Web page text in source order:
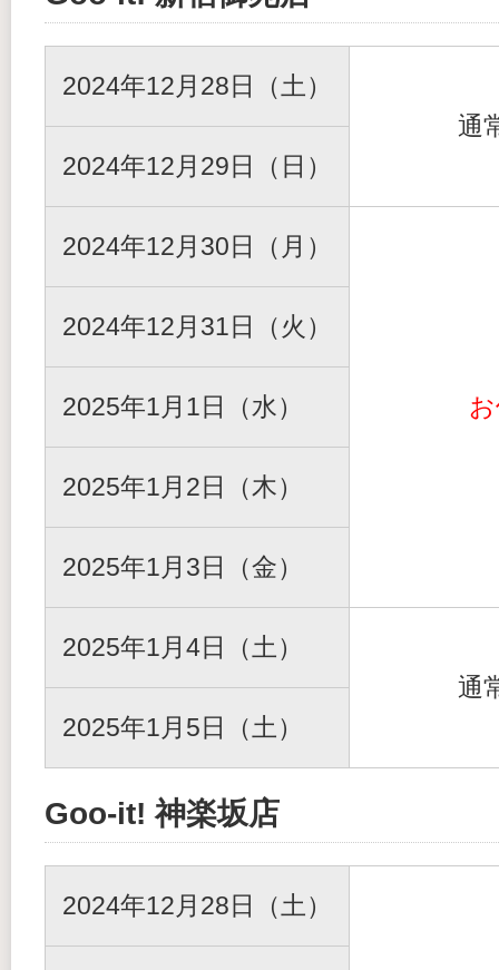
2024年12月28日（土）
通
2024年12月29日（日）
2024年12月30日（月）
2024年12月31日（火）
2025年1月1日（水）
2025年1月2日（木）
2025年1月3日（金）
2025年1月4日（土）
通
2025年1月5日（土）
Goo-it! 神楽坂店
2024年12月28日（土）